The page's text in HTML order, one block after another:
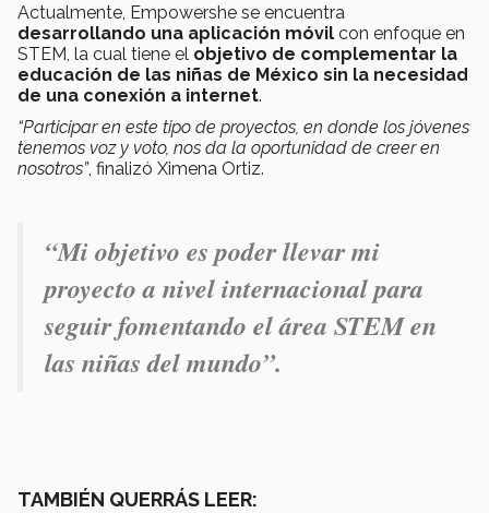
Actualmente, Empowershe se encuentra
desarrollando una aplicación móvil con enfoque en
STEM, la cual tiene el objetivo de complementar la
educación de las niñas de México sin la necesidad
de una conexión a internet.
“Participar en este tipo de proyectos, en donde los jóvenes
tenemos voz y voto, nos da la oportunidad de creer en
nosotros”, finalizó Ximena Ortiz.
“Mi objetivo es poder llevar mi
proyecto a nivel internacional para
seguir fomentando el área STEM en
las niñas del mundo”.
TAMBIÉN QUERRÁS LEER: